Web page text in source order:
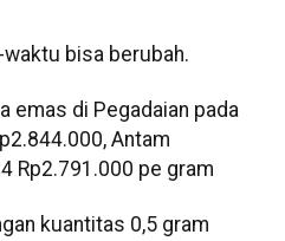
bisa berubah.
emas di Pegadaian pada
Antam
Rp2.791.000 pe gram
kuantitas 0,5 gram